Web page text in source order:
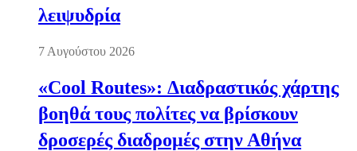
λειψυδρία
7 Αυγούστου 2026
«Cool Routes»: Διαδραστικός χάρτης
βοηθά τους πολίτες να βρίσκουν
δροσερές διαδρομές στην Αθήνα